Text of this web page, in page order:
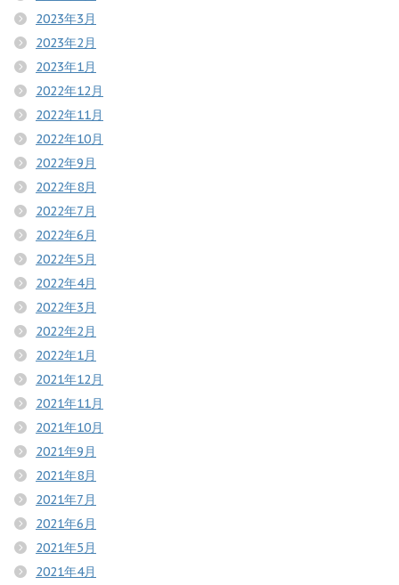
2023年3月
2023年2月
2023年1月
2022年12月
2022年11月
2022年10月
2022年9月
2022年8月
2022年7月
2022年6月
2022年5月
2022年4月
2022年3月
2022年2月
2022年1月
2021年12月
2021年11月
2021年10月
2021年9月
2021年8月
2021年7月
2021年6月
2021年5月
2021年4月